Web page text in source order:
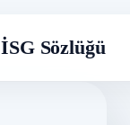
İSG Sözlüğü